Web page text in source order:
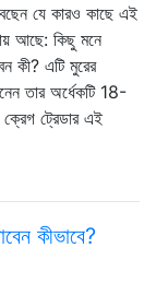
যে কারও কাছে এই
আছে: কিছু মনে
কী? এটি মুরের
তার অর্ধেকটি 18-
ট্রেডার এই
কীভাবে?